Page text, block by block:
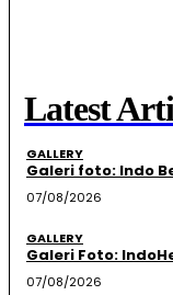
Latest
GALLERY
Galeri foto: Indo
07/08/2026
GALLERY
Galeri Foto:
07/08/2026